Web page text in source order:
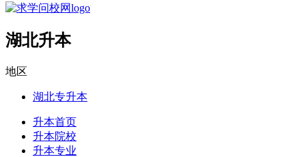
湖北升本
地区
湖北专升本
升本首页
升本院校
升本专业